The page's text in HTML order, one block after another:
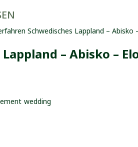
Lappland – Abisko –
wedding